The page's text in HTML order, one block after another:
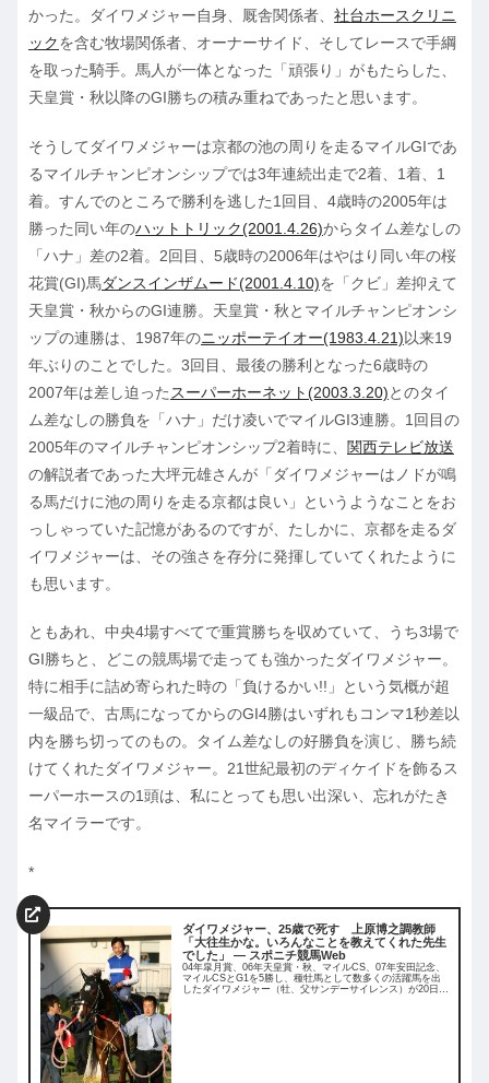
かった。ダイワメジャー自身、厩舎関係者、 社台ホースクリニ
ックを含む牧場関係者、オーナーサイド、そしてレースで手綱
を取った騎手。馬人が一体となった「頑張り」がもたらした、
天皇賞・秋以降のGI勝ちの積み重ねであったと思います。
そうしてダイワメジャーは京都の池の周りを走るマイルGIであ
るマイルチャンピオンシップでは3年連続出走で2着、1着、1
着。すんでのところで勝利を逃した1回目、4歳時の2005年は
勝った同い年のハットトリック(2001.4.26)からタイム差なしの
「ハナ」差の2着。2回目、5歳時の2006年はやはり同い年の桜
花賞(GI)馬ダンスインザムード(2001.4.10)を「クビ」差抑えて
天皇賞・秋からのGI連勝。天皇賞・秋とマイルチャンピオンシ
ップの連勝は、1987年のニッポーテイオー(1983.4.21)以来19
年ぶりのことでした。3回目、最後の勝利となった6歳時の
2007年は差し迫った スーパーホーネット(2003.3.20)とのタイ
ム差なしの勝負を「ハナ」だけ凌いでマイルGI3連勝。1回目の
2005年のマイルチャンピオンシップ2着時に、 関西テレビ放送
の解説者であった大坪元雄さんが「ダイワメジャーはノドが鳴
る馬だけに池の周りを走る京都は良い」というようなことをお
っしゃっていた記憶があるのですが、たしかに、京都を走るダ
イワメジャーは、その強さを存分に発揮していてくれたように
も思います。
ともあれ、中央4場すべてで重賞勝ちを収めていて、うち3場で
GI勝ちと、どこの競馬場で走っても強かったダイワメジャー。
特に相手に詰め寄られた時の「負けるかい!!」という気概が超
一級品で、古馬になってからのGI4勝はいずれもコンマ1秒差以
内を勝ち切ってのもの。タイム差なしの好勝負を演じ、勝ち続
けてくれたダイワメジャー。21世紀最初のディケイドを飾るス
ーパーホースの1頭は、私にとっても思い出深い、忘れがたき
名マイラーです。
*
ダイワメジャー、25歳で死す 上原博之調教師
「大往生かな。いろんなことを教えてくれた先生
でした」 ― スポニチ競馬Web
04年皐月賞、06年天皇賞・秋、マイルCS、07年安田記念、
マイルCSとG1を5勝し、種牡馬として数多くの活躍馬を出
したダイワメジャー（牡、父サンデーサイレンス）が20日、